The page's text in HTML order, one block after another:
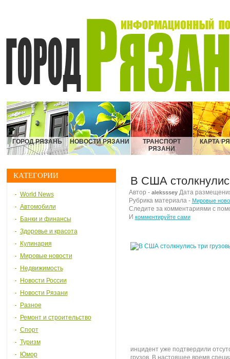
ГОРОД РЯЗАНЬ НОВОСТИ РЯЗАНИ
ТРАНСПОРТ
РЯЗАНИ
КАРТА
КАТЕГОРИИ
World News
Автомобили
Банки и финансы
Здоровье и красота
Кулинария
Мировые новости
Недвижимость
Новости России
Новости Рязани
Разное
Ремонт и строительство
Спорт
Туризм
Юмор
В США
Автор - alekssseyДата
Рубрика материала - Мировые
Следите за комментариями с
И комментируйте сами
инцидент уже подтвердили
грузов. В настоящее время